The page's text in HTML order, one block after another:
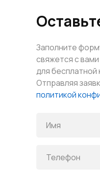
Заполните
свяжется с
для бесплатной
Отправляя
политикой